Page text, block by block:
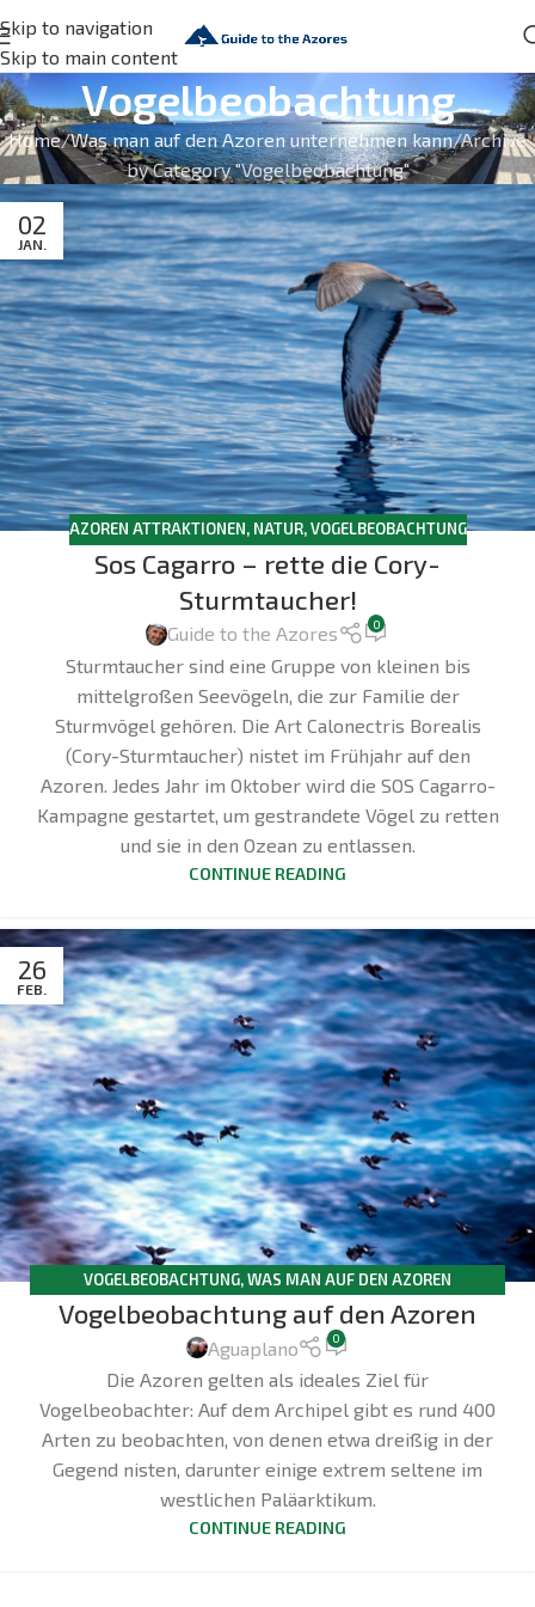
Skip to navigation
Skip to main content
Vogelbeobachtung
Home Was man auf den Azoren unternehmen kann Archive
by Category "Vogelbeobachtung"
02
JAN.
AZOREN ATTRAKTIONEN, NATUR,VOGELBEOBACHTUNG
Sos Cagarro – rette die Cory-
Sturmtaucher!
Guide to the Azores 0
Sturmtaucher sind eine Gruppe von kleinen bis
mittelgroßen Seevögeln, die zur Familie der
Sturmvögel gehören. Die Art Calonectris Borealis
(Cory-Sturmtaucher) nistet im Frühjahr auf den
Azoren. Jedes Jahr im Oktober wird die SOS Cagarro-
Kampagne gestartet, um gestrandete Vögel zu retten
und sie in den Ozean zu entlassen.
CONTINUE READING
26
FEB.
VOGELBEOBACHTUNG,WAS MAN AUF DEN AZOREN
UNTERNEHMEN KANN
Vogelbeobachtung auf den Azoren
Aguaplano 0
Die Azoren gelten als ideales Ziel für
Vogelbeobachter: Auf dem Archipel gibt es rund 400
Arten zu beobachten, von denen etwa dreißig in der
Gegend nisten, darunter einige extrem seltene im
westlichen Paläarktikum.
CONTINUE READING